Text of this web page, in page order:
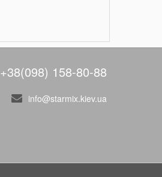
+38(098) 158-80-88
info@starmix.kiev.ua